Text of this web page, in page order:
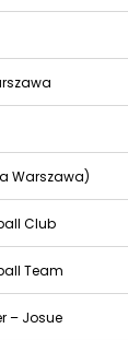
Warszawa)
Club
Team
– Josue